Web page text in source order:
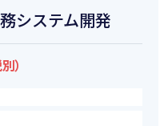
務システム開発
）